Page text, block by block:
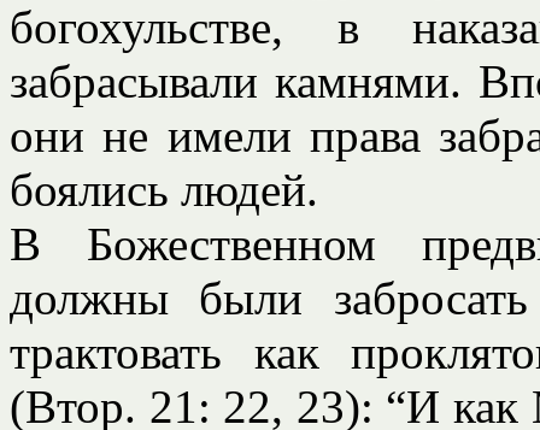
богохульстве, в
забрасывали камнями.
они не имели права
боялись людей.
В Божественном
должны были
трактовать как
(Втор. 21: 22, 23): “И как